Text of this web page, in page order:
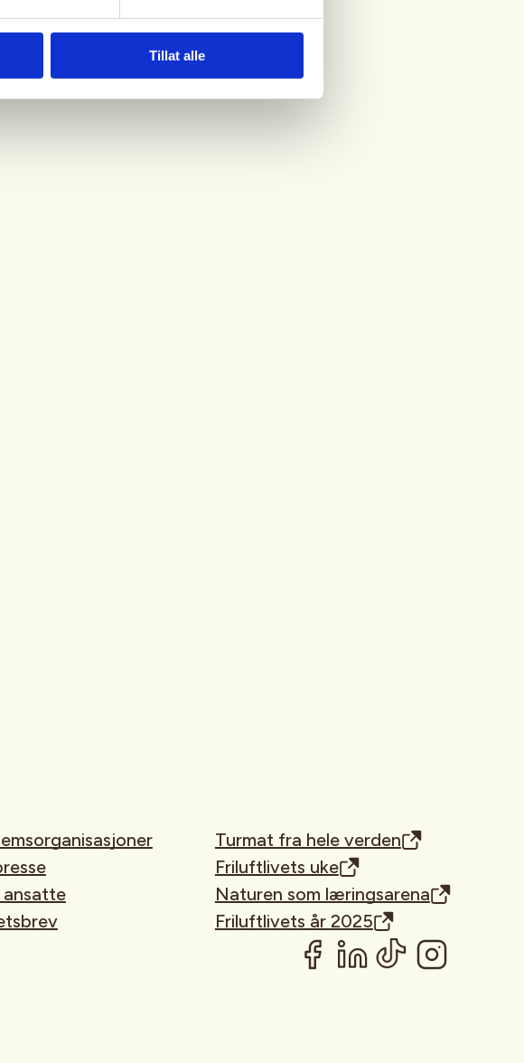
Tillat alle
ansatte
Turmat fra hele verden
Friluftlivets uke
Naturen som læringsarena
Friluftlivets år 2025